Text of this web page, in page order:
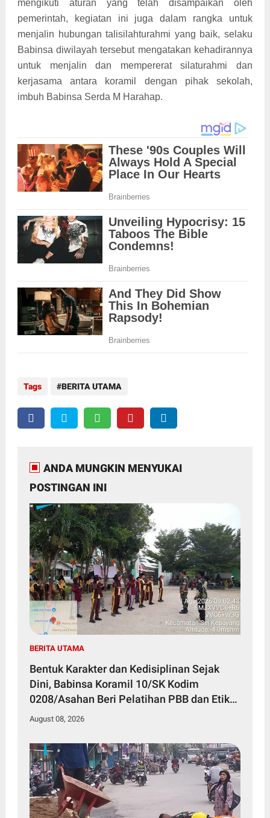
mengikuti aturan yang telah disampaikan oleh
pemerintah, kegiatan ini juga dalam rangka untuk
menjalin hubungan talisilahturahmi yang baik, selaku
Babinsa diwilayah tersebut mengatakan kehadirannya
untuk menjalin dan mempererat silaturahmi dan
kerjasama antara koramil dengan pihak sekolah,
imbuh Babinsa Serda M Harahap.
Tags BERITA UTAMA
ANDA MUNGKIN MENYUKAI
POSTINGAN INI
BERITA UTAMA
Bentuk Karakter dan Kedisiplinan Sejak
Dini, Babinsa Koramil 10/SK Kodim
0208/Asahan Beri Pelatihan PBB dan Etika
Bagi Siswa MIN 7 Pertahanan
August 08, 2026